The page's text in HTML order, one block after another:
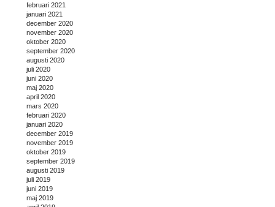
februari 2021
januari 2021
december 2020
november 2020
oktober 2020
september 2020
augusti 2020
juli 2020
juni 2020
maj 2020
april 2020
mars 2020
februari 2020
januari 2020
december 2019
november 2019
oktober 2019
september 2019
augusti 2019
juli 2019
juni 2019
maj 2019